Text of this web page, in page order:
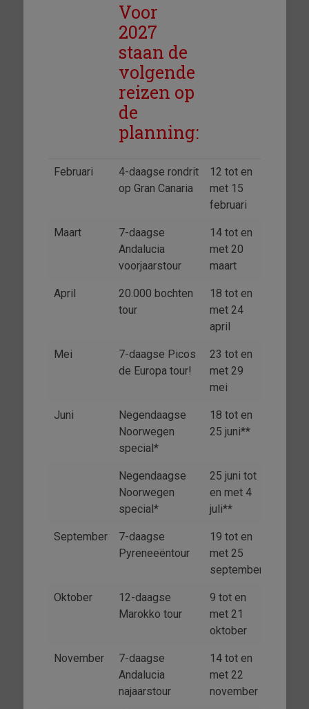
Voor
2027
staan de
volgende
reizen op
de
planning:
Februari
4-daagse rondrit
op Gran Canaria
12 tot en
met 15
februari
Maart
7-daagse
Andalucia
voorjaarstour
14 tot en
met 20
maart
April
20.000 bochten
tour
18 tot en
met 24
april
Mei
7-daagse Picos
de Europa tour!
23 tot en
met 29
mei
Juni
Negendaagse
Noorwegen
special*
18 tot en
25 juni**
Negendaagse
Noorwegen
special*
25 juni tot
en met 4
juli**
September
7-daagse
Pyreneeëntour
19 tot en
met 25
september
Oktober
12-daagse
Marokko tour
9 tot en
met 21
oktober
November
7-daagse
Andalucia
najaarstour
14 tot en
met 22
november